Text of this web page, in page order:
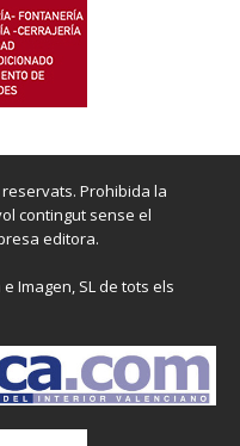
Prohibida la
contingut sense el
editora.
Imagen, SL de tots els